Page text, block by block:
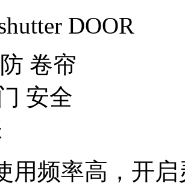
DOOR
用频率高，开